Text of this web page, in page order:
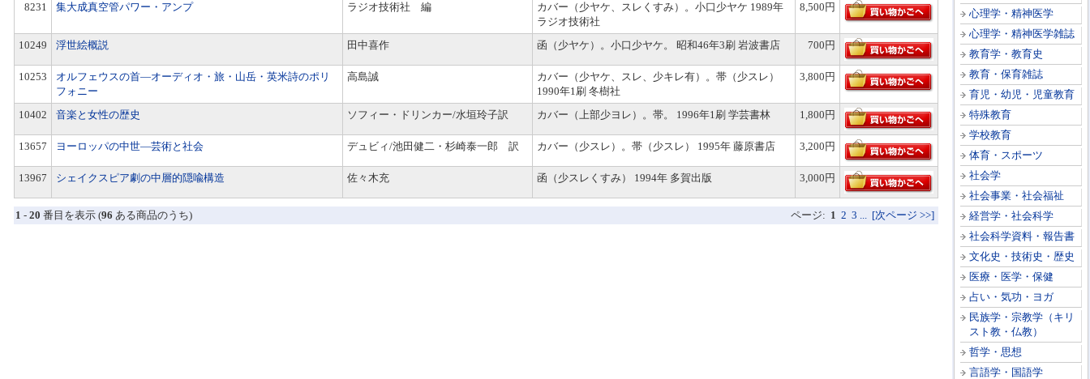
心理学・精神医学
心理学・精神医学雑誌
教育学・教育史
教育・保育雑誌
育児・幼児・児童教育
特殊教育
学校教育
体育・スポーツ
社会学
社会事業・社会福祉
経営学・社会科学
社会科学資料・報告書
文化史・技術史・歴史
医療・医学・保健
占い・気功・ヨガ
民族学・宗教学（キリ
スト教・仏教）
哲学・思想
言語学・国語学
8231 集大成真空管パワー・アンプ ラジオ技術社 編
カバー（少ヤケ、スレくすみ）。小口少ヤケ 1989年
ラジオ技術社
8,500円
10249 浮世絵概説 田中喜作 函（少ヤケ）。小口少ヤケ。 昭和46年3刷 岩波書店 700円
10253
オルフェウスの首―オーディオ・旅・山岳・英米詩のポリ
フォニー
高島誠
カバー（少ヤケ、スレ、少キレ有）。帯（少スレ）
1990年1刷 冬樹社
3,800円
10402 音楽と女性の歴史 ソフィー・ドリンカー/水垣玲子訳 カバー（上部少ヨレ）。帯。 1996年1刷 学芸書林 1,800円
13657 ヨーロッパの中世―芸術と社会 デュビィ/池田健二・杉崎泰一郎 訳 カバー（少スレ）。帯（少スレ） 1995年 藤原書店 3,200円
13967 シェイクスピア劇の中層的隠喩構造 佐々木充 函（少スレくすみ） 1994年 多賀出版 3,000円
1 - 20 番目を表示 (96 ある商品のうち) ページ: 1 2 3 ... [次ページ >>]